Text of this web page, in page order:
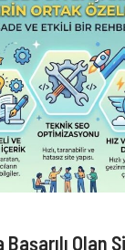
Başarılı Olan